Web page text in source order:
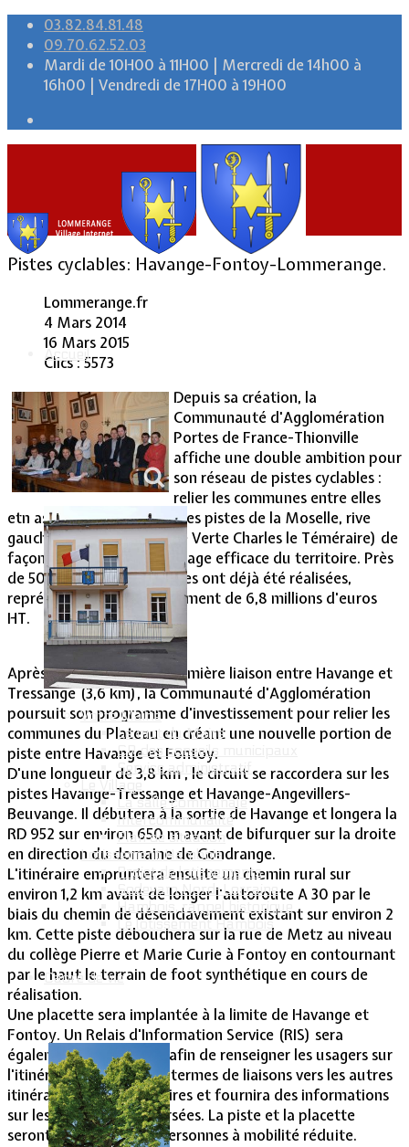
03.82.84.81.48
09.70.62.52.03
Mardi de 10H00 à 11H00 | Mercredi de 14h00 à
16h00 | Vendredi de 17H00 à 19H00
Accueil
Vie Municipale
Votre Mairie
Le mot du Maire
CR des conseils municipaux
Service administratif
Le Village
La salle communale
Intercommunalité
Plan de situation
Lotissement Hambois
Projet de lotissements
Sodevam Nord-Lorraine
Hambois, rappel historique
Le lotissement Hambois
Cadre de vie
Pistes cyclables: Havange-Fontoy-Lommerange.
Lommerange.fr
4 Mars 2014
16 Mars 2015
Clics : 5573
Depuis sa création, la
Communauté d'Agglomération
Portes de France-Thionville
affiche une double ambition pour
son réseau de pistes cyclables :
relier les communes entre elles
etn assurer la liaison avec les pistes de la Moselle, rive
gauche et rive droite (Voie Verte Charles le Téméraire) de
façon à constituer un maillage efficace du territoire. Près
de 50 km de pistes cyclables ont déjà été réalisées,
représentant un investissement de 6,8 millions d'euros
HT.
Après avoir réalisé une première liaison entre Havange et
Tressange (3,6 km), la Communauté d'Agglomération
poursuit son programme d'investissement pour relier les
communes du Plateau en créant une nouvelle portion de
piste entre Havange et Fontoy.
D'une longueur de 3,8 km , le circuit se raccordera sur les
pistes Havange-Tressange et Havange-Angevillers-
Beuvange. Il débutera à la sortie de Havange et longera la
RD 952 sur environ 650 m avant de bifurquer sur la droite
en direction du domaine de Gondrange.
L'itinéraire empruntera ensuite un chemin rural sur
environ 1,2 km avant de longer l'autoroute A 30 par le
biais du chemin de désenclavement existant sur environ 2
km. Cette piste débouchera sur la rue de Metz au niveau
du collège Pierre et Marie Curie à Fontoy en contournant
par le haut le terrain de foot synthétique en cours de
réalisation.
Une placette sera implantée à la limite de Havange et
Fontoy. Un Relais d'Information Service (RIS) sera
également mis en place afin de renseigner les usagers sur
l'itinéraire emprunté en termes de liaisons vers les autres
itinéraires communautaires et fournira des informations
sur les communes traversées. La piste et la placette
seront accessibles aux personnes à mobilité réduite.